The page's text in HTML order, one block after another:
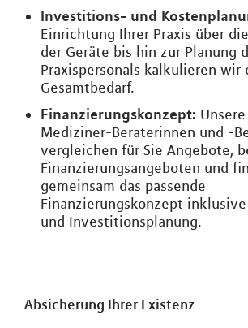
Investitions- und
Einrichtung Ihrer Praxis über
der Geräte bis hin zur Planung
Praxispersonals kalkulieren wir
Gesamtbedarf.
Finanzierungskonzept:
Mediziner-Beraterinnen und -
vergleichen für Sie Angebote,
Finanzierungsangeboten und
gemeinsam das passende
Finanzierungskonzept
und Investitionsplanung.
Absicherung Ihrer Existenz